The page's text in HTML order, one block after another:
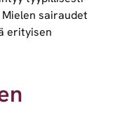
sairaudet
erityisen